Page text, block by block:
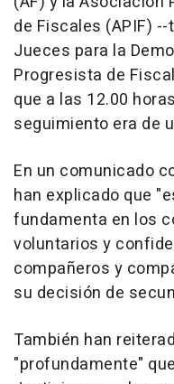
de Fiscales (APIF)
Jueces para la
Progresista de
que a las 12.00
seguimiento era de
En un comunicado
han explicado que
fundamenta en los
voluntarios y
compañeros y
su decisión de
También han
"profundamente"